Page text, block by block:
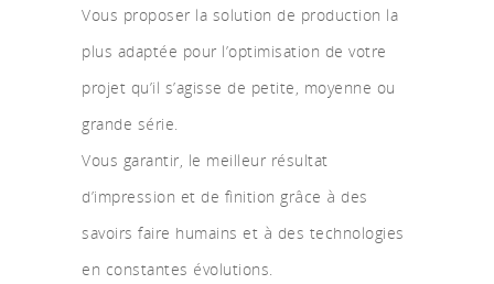
Vous proposer la solution de production la
plus adaptée pour l’optimisation de votre
projet qu’il s’agisse de petite, moyenne ou
grande série.
Vous garantir, le meilleur résultat
d’impression et de finition grâce à des
savoirs faire humains et à des technologies
en constantes évolutions.